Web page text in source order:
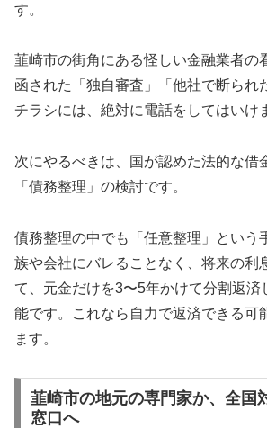
す。
韮崎市の街角にある怪しい金融業者の
函された「独自審査」「他社で断られ
チラシには、絶対に電話をしてはいけ
次にやるべきは、国が認めた法的な借
「債務整理」の検討です。
債務整理の中でも「任意整理」という
族や会社にバレることなく、将来の利
て、元金だけを3〜5年かけて分割返済
能です。これなら自力で返済できる可
ます。
韮崎市の地元の専門家か、全国
窓口へ